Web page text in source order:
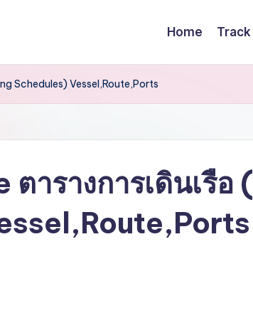
Home
Schedules) Vessel,Route,Ports
ารางการเดินเรือ